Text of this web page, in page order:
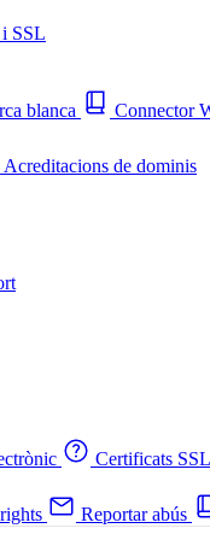
SSL
blanca Connector
Acreditacions de dominis
Certificats SSL
Reportar abús